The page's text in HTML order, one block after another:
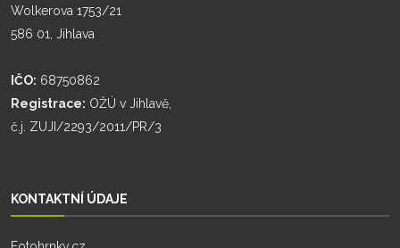
Wolkerova 1753/21
586 01, Jihlava
IČO: 68750862
Registrace: OŽÚ v Jihlavě,
č.j. ZUJI/2293/2011/PR/3
KONTAKTNÍ ÚDAJE